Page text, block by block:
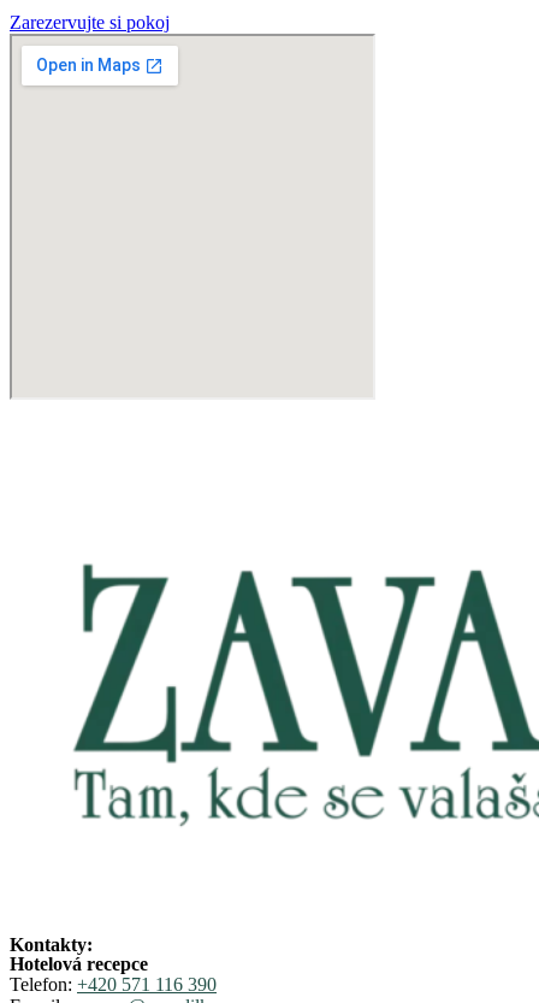
Zarezervujte si pokoj
Kontakty:
Hotelová recepce
Telefon: +420 571 116 390